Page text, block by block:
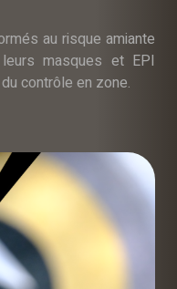
au risque amiante
masques et EPI
contrôle en zone.